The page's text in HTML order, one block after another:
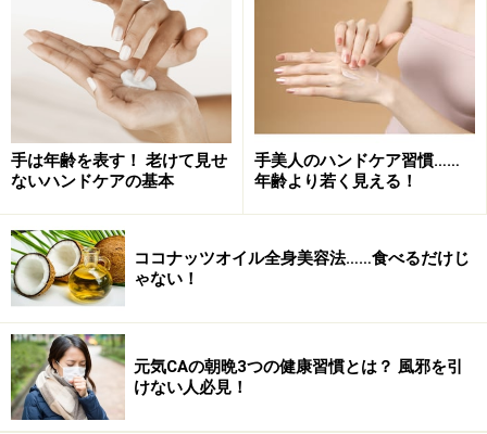
手は年齢を表す！ 老けて見せ
ないハンドケアの基本
手美人のハンドケア習慣……
年齢より若く見える！
ココナッツオイル全身美容法……食べるだけじ
ゃない！
元気CAの朝晩3つの健康習慣とは？ 風邪を引
けない人必見！